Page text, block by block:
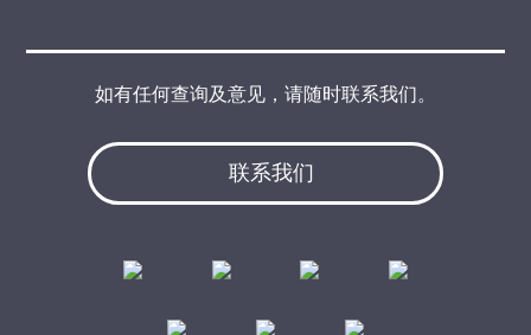
联系我们
如有任何查询及意见，请随时联系我们。